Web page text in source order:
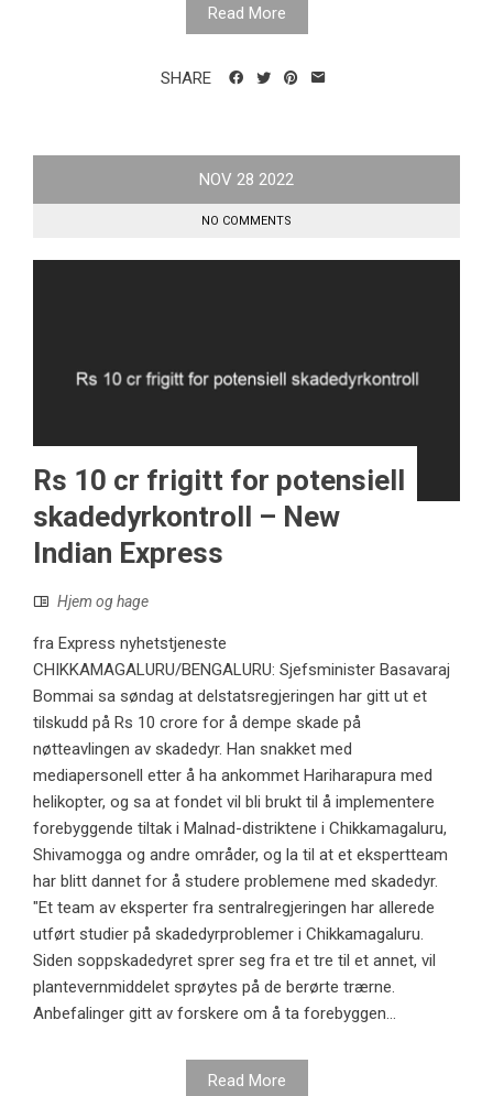
Read More
SHARE
NOV 28 2022
NO COMMENTS
Rs 10 cr frigitt for potensiell
skadedyrkontroll – New
Indian Express
Hjem og hage
fra Express nyhetstjeneste
CHIKKAMAGALURU/BENGALURU: Sjefsminister Basavaraj
Bommai sa søndag at delstatsregjeringen har gitt ut et
tilskudd på Rs 10 crore for å dempe skade på
nøtteavlingen av skadedyr. Han snakket med
mediapersonell etter å ha ankommet Hariharapura med
helikopter, og sa at fondet vil bli brukt til å implementere
forebyggende tiltak i Malnad-distriktene i Chikkamagaluru,
Shivamogga og andre områder, og la til at et ekspertteam
har blitt dannet for å studere problemene med skadedyr.
"Et team av eksperter fra sentralregjeringen har allerede
utført studier på skadedyrproblemer i Chikkamagaluru.
Siden soppskadedyret sprer seg fra et tre til et annet, vil
plantevernmiddelet sprøytes på de berørte trærne.
Anbefalinger gitt av forskere om å ta forebyggen...
Read More